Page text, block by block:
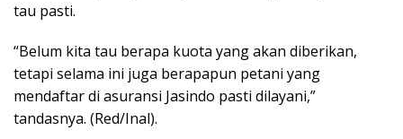
tau pasti.
“Belum kita tau berapa kuota yang akan diberikan,
tetapi selama ini juga berapapun petani yang
mendaftar di asuransi Jasindo pasti dilayani,”
tandasnya. (Red/Inal).